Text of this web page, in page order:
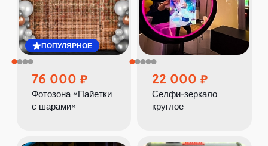
ПОПУЛЯРНОЕ
76 000
Фотозона «Пайетки
с шарами»
22 000
Селфи-зеркало
круглое